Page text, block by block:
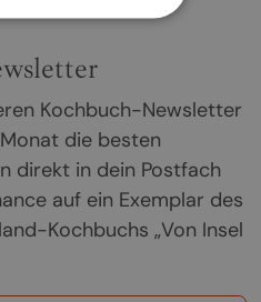
Kochbuch-Newsletter
die besten
direkt in dein Postfach
auf ein Exemplar des
Kochbuchs „Von Insel